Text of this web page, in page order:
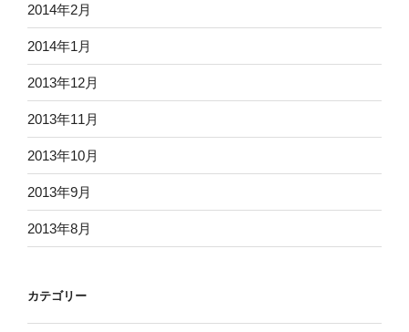
2014年2月
2014年1月
2013年12月
2013年11月
2013年10月
2013年9月
2013年8月
カテゴリー